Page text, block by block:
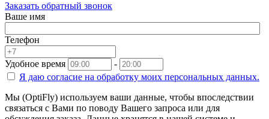
Заказать обратный звонок
Ваше имя
Телефон
Удобное время
-
Я даю согласие на обработку моих персональных данных.
Мы (OptiFly) используем ваши данные, чтобы впоследствии
связаться с Вами по поводу Вашего запроса или для